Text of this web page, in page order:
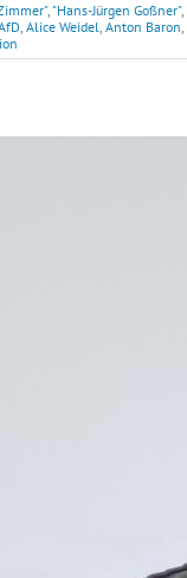
, "Hans-Jürgen Goßner",
, Alice Weidel, Anton Baron,